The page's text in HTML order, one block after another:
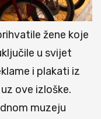
žene koje
u svijet
i plakati iz
ove izloške.
muzeju